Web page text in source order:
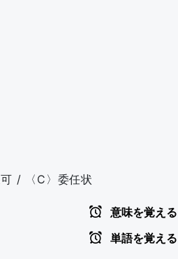
/ 〈C〉委任状
意味を覚える
単語を覚える